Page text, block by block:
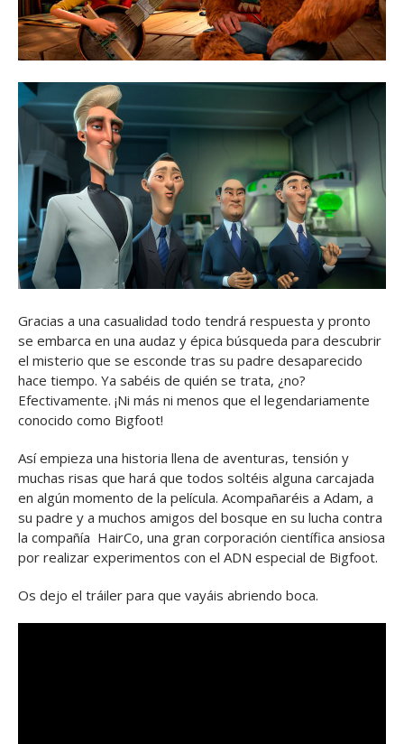
Gracias a una casualidad todo tendrá respuesta y pronto
se embarca en una audaz y épica búsqueda para descubrir
el misterio que se esconde tras su padre desaparecido
hace tiempo. Ya sabéis de quién se trata, ¿no?
Efectivamente. ¡Ni más ni menos que el legendariamente
conocido como Bigfoot!
Así empieza una historia llena de aventuras, tensión y
muchas risas que hará que todos soltéis alguna carcajada
en algún momento de la película. Acompañaréis a Adam, a
su padre y a muchos amigos del bosque en su lucha contra
la compañía HairCo, una gran corporación científica ansiosa
por realizar experimentos con el ADN especial de Bigfoot.
Os dejo el tráiler para que vayáis abriendo boca.